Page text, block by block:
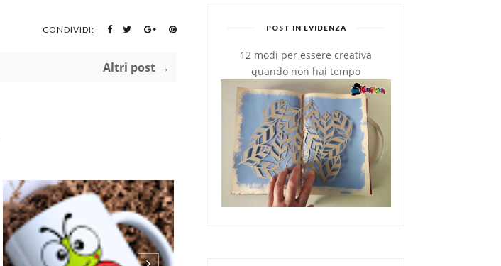
CONDIVIDI:
Altri post →
POST IN EVIDENZA
12 modi per essere creativa
quando non hai tempo